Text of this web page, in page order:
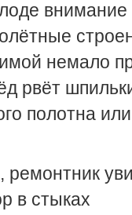
немало
рвёт
полотна
в стыках